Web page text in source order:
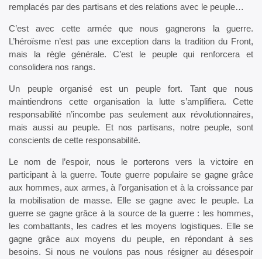
remplacés par des partisans et des relations avec le peuple…
C’est avec cette armée que nous gagnerons la guerre.
L’héroïsme n’est pas une exception dans la tradition du Front,
mais la règle générale. C’est le peuple qui renforcera et
consolidera nos rangs.
Un peuple organisé est un peuple fort. Tant que nous
maintiendrons cette organisation la lutte s’amplifiera. Cette
responsabilité n’incombe pas seulement aux révolutionnaires,
mais aussi au peuple. Et nos partisans, notre peuple, sont
conscients de cette responsabilité.
Le nom de l’espoir, nous le porterons vers la victoire en
participant à la guerre. Toute guerre populaire se gagne grâce
aux hommes, aux armes, à l’organisation et à la croissance par
la mobilisation de masse. Elle se gagne avec le peuple. La
guerre se gagne grâce à la source de la guerre : les hommes,
les combattants, les cadres et les moyens logistiques. Elle se
gagne grâce aux moyens du peuple, en répondant à ses
besoins. Si nous ne voulons pas nous résigner au désespoir